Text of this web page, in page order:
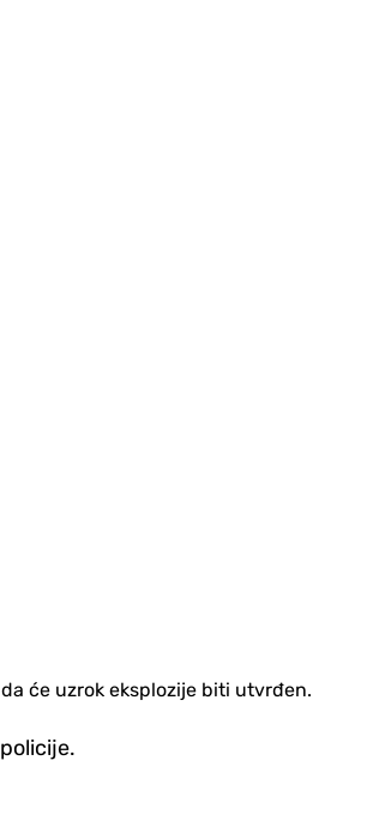
će uzrok eksplozije biti utvrđen.